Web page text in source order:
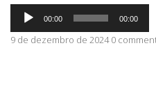
Tocador
áudio
00:00 00:00
9 de dezembro de 2024 0